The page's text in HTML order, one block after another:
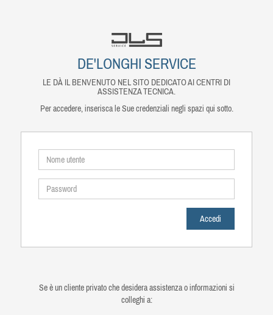
DE'LONGHI SERVICE
LE DÀ IL BENVENUTO NEL SITO DEDICATO AI CENTRI DI
ASSISTENZA TECNICA.
Per accedere, inserisca le Sue credenziali negli spazi qui sotto.
Se è un cliente privato che desidera assistenza o informazioni si
colleghi a: